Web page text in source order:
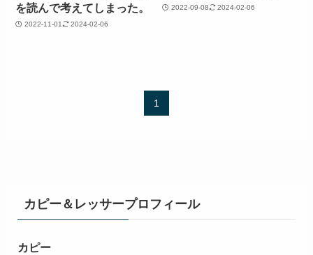
を読んで考えてしまった。
2022-11-01 2024-02-06
2022-09-08 2024-02-06
1
カピー＆レッサープロフィール
カピー